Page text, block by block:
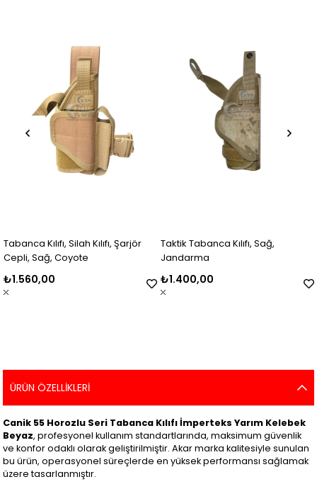
Tabanca Kılıfı, Silah Kılıfı, Şarjör
Cepli, Sağ, Coyote
₺1.560,00
Taktik Tabanca Kılıfı, Sağ,
Jandarma
₺1.400,00
ÜRÜN ÖZELLIKLERI
Canik 55 Horozlu Seri Tabanca Kılıfı İmperteks Yarım Kelebek
Beyaz, profesyonel kullanım standartlarında, maksimum güvenlik
ve konfor odaklı olarak geliştirilmiştir. Akar marka kalitesiyle sunulan
bu ürün, operasyonel süreçlerde en yüksek performansı sağlamak
üzere tasarlanmıştır.